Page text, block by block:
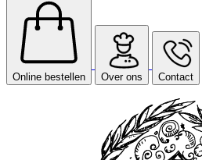
Online bestellen Over ons Contact